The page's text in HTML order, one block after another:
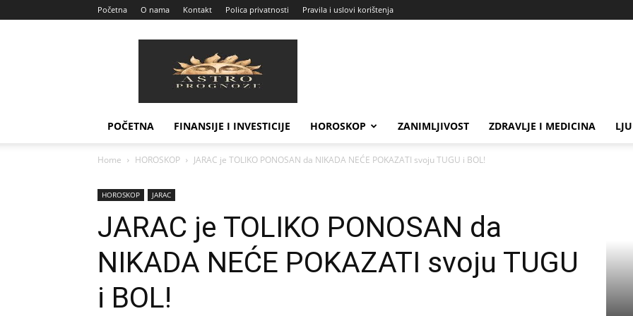
Početna O nama Kontakt Polica privatnosti Pravila i uslovi korištenja
Prognoze
POČETNA FINANSIJE I INVESTICIJE HOROSKOP ZANIMLJIVOST ZDRAVLJE I MEDICINA
Home HOROSKOP JARAC je TOLIKO PONOSAN da NIKADA NEĆE POKAZATI svoju TUGU i BOL!
HOROSKOP JARAC
JARAC je TOLIKO PONOSAN da
NIKADA NEĆE POKAZATI svoju TUGU
i BOL!